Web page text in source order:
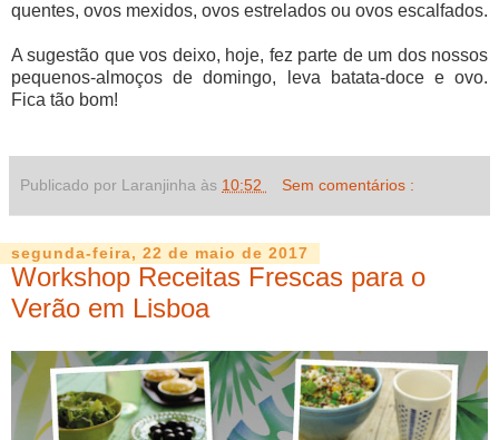
quentes, ovos mexidos, ovos estrelados ou ovos escalfados.
A sugestão que vos deixo, hoje, fez parte de um dos nossos
pequenos-almoços de domingo, leva batata-doce e ovo.
Fica tão bom!
Publicado por Laranjinha às 10:52 Sem comentários :
segunda-feira, 22 de maio de 2017
Workshop Receitas Frescas para o
Verão em Lisboa